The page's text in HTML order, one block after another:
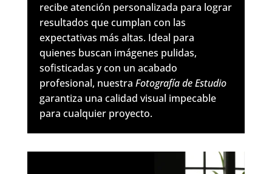
recibe atención personalizada para lograr
resultados que cumplan con las
expectativas más altas. Ideal para
quienes buscan imágenes pulidas,
sofisticadas y con un acabado
profesional, nuestra Fotografía de Estudio
garantiza una calidad visual impecable
para cualquier proyecto.